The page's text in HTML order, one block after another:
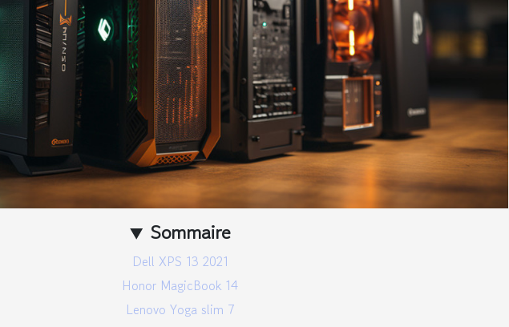
Sommaire
Dell XPS 13 2021
Honor MagicBook 14
Lenovo Yoga slim 7